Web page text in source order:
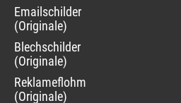
Navigation
überspringen
Emailschilder
(Originale)
Blechschilder
(Originale)
Reklameflohmarkt
(Originale)